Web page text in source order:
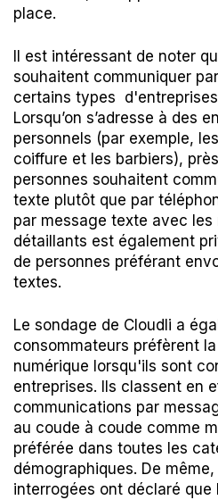
place.
Il est intéressant de noter
souhaitent communiquer
certains types d'entreprises
Lorsqu’on s’adresse à des
personnels (par exemple,
coiffure et les barbiers),
personnes souhaitent
texte plutôt que par
par message texte avec
détaillants est également
de personnes préférant
textes.
Le sondage de Cloudli a
consommateurs préfèrent
numérique lorsqu'ils sont
entreprises. Ils classent en
communications par
au coude à coude comme
préférée dans toutes les
démographiques. De
interrogées ont déclaré que